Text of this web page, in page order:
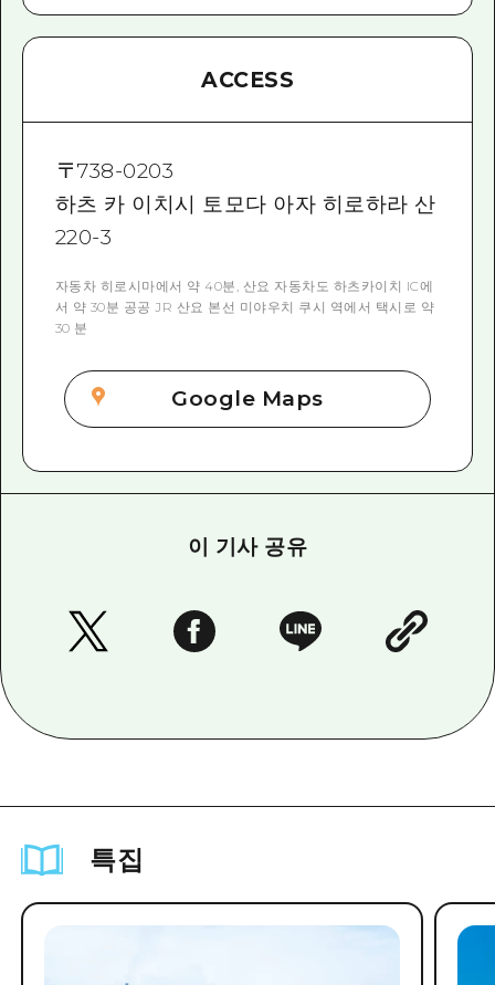
ACCESS
〒738-0203
하츠 카 이치시 토모다 아자 히로하라 산
220-3
자동차 히로시마에서 약 40분, 산요 자동차도 하츠카이치 IC에
서 약 30분 공공 JR 산요 본선 미야우치 쿠시 역에서 택시로 약
30 분
Google Maps
이 기사 공유
특집